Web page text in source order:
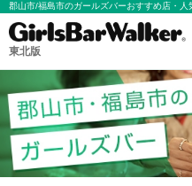
郡山市/福島市のガールズバーおすすめ店・人
東北版